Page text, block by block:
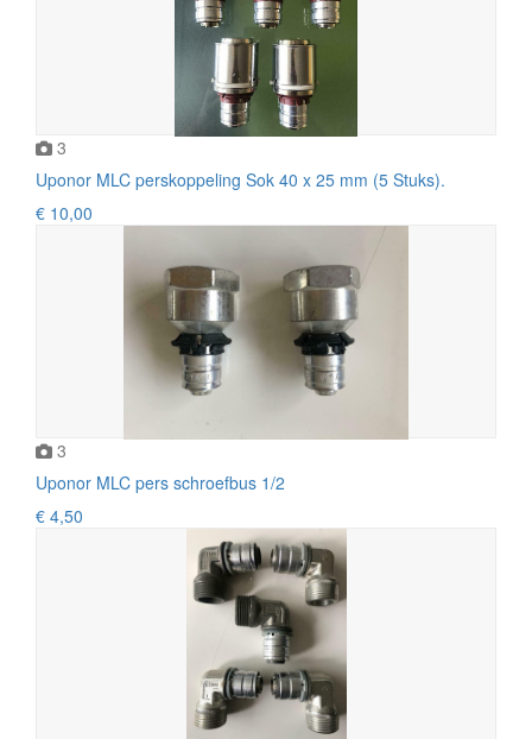
3
Uponor MLC perskoppeling Sok 40 x 25 mm (5 Stuks).
€ 10,00
3
Uponor MLC pers schroefbus 1/2
€ 4,50